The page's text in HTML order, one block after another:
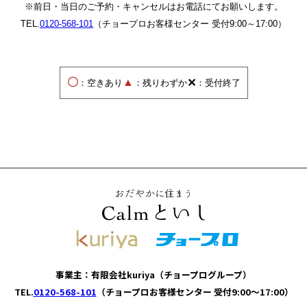
※前日・当日のご予約・キャンセルはお電話にてお願いします。
TEL. 0120-568-101 （チョープロお客様センター 受付9:00～17:00）
〇：空きあり ▲ ：残りわずか✕ ：受付終了
事業主：有限会社kuriya（チョープログループ）
TEL.0120-568-101 （チョープロお客様センター 受付9:00～17:00）